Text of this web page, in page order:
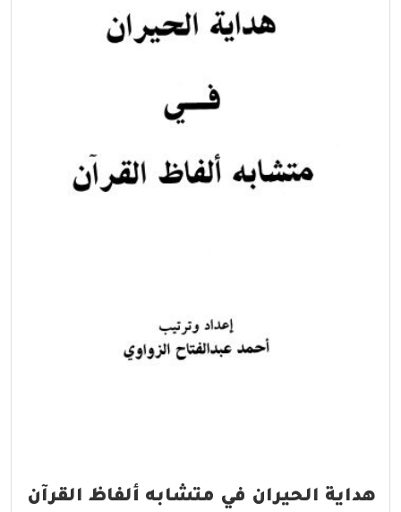
هداية الحيران في متشابه ألفاظ القرآن